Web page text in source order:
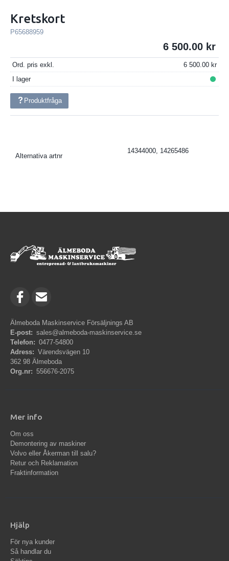
Kretskort
P65688959
6 500.00
Ord. pris exkl.
6 500.00
I lager
Produktfråga
Alternativa artnr
14344000, 14265486
Älmeboda Maskinservice Försäljnings AB
E-post: sales@almeboda-maskinservice.se
Telefon: 0477-54800
Adress: Värendsvägen 10
362 98 Älmeboda
Org.nr: 556676-2075
Mer info
Om oss
Demontering av maskiner
Volvo eller Åkerman till salu?
Retur och Reklamation
Fraktinformation
Hjälp
För nya kunder
Så handlar du